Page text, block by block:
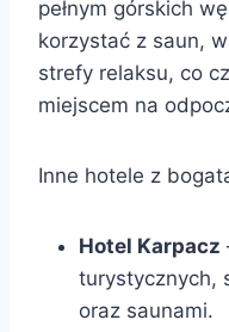
pełnym górskich
korzystać z saun,
strefy relaksu, co
miejscem na
Inne hotele z
Hotel Karpacz
turystycznych,
oraz saunami.